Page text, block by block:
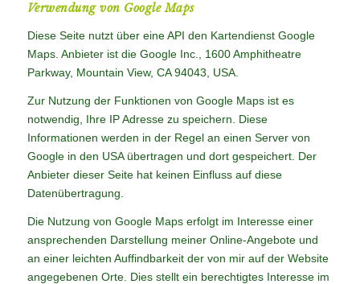
Verwendung von Google Maps
Diese Seite nutzt über eine API den Kartendienst Google
Maps. Anbieter ist die Google Inc., 1600 Amphitheatre
Parkway, Mountain View, CA 94043, USA.
Zur Nutzung der Funktionen von Google Maps ist es
notwendig, Ihre IP Adresse zu speichern. Diese
Informationen werden in der Regel an einen Server von
Google in den USA übertragen und dort gespeichert. Der
Anbieter dieser Seite hat keinen Einfluss auf diese
Datenübertragung.
Die Nutzung von Google Maps erfolgt im Interesse einer
ansprechenden Darstellung meiner Online-Angebote und
an einer leichten Auffindbarkeit der von mir auf der Website
angegebenen Orte. Dies stellt ein berechtigtes Interesse im